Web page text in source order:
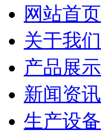
网站首页
关于我们
产品展示
新闻资讯
生产设备